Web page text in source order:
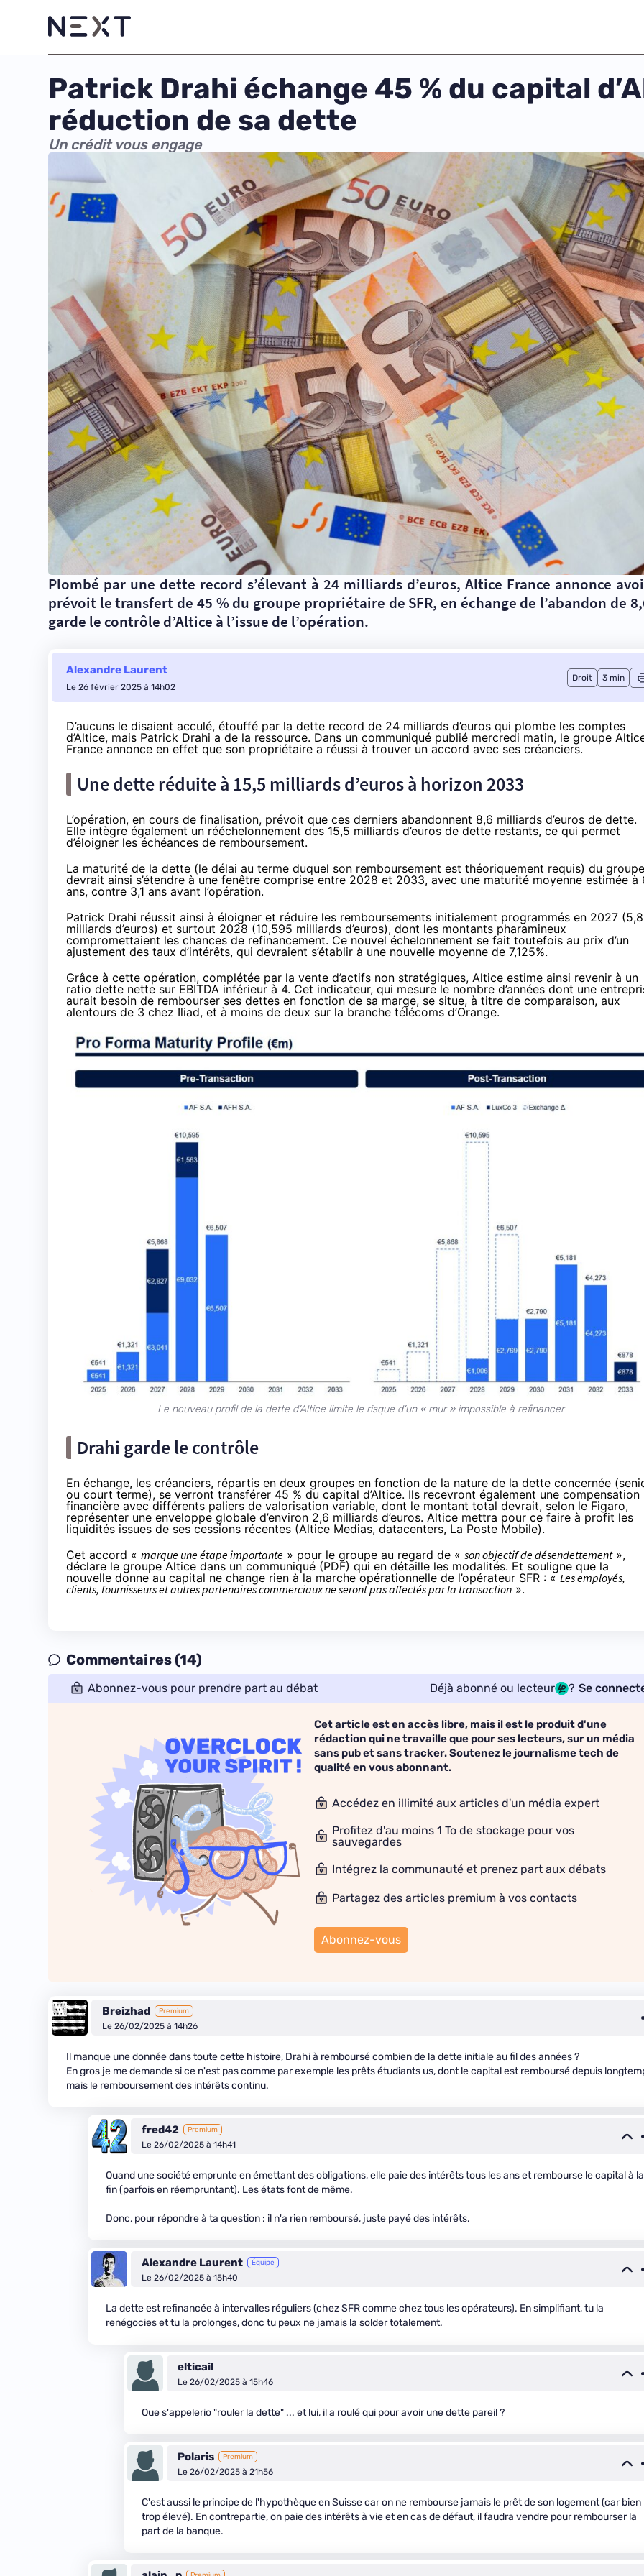
Patrick Drahi échange 45 % du capital
réduction de sa dette
Un crédit vous engage
Plombé par une dette record s’élevant à 24 milliards d’euros, Altice France annonce
prévoit le transfert de 45 % du groupe propriétaire de SFR, en échange de l’abandon de
garde le contrôle d’Altice à l’issue de l’opération.
Alexandre Laurent
Le 26 février 2025 à 14h02
Droit 3 min
D’aucuns le disaient acculé, étouffé par la dette record de 24 milliards d’euros qui plombe les comptes
d’Altice, mais Patrick Drahi a de la ressource. Dans un communiqué publié mercredi matin, le groupe
France annonce en effet que son propriétaire a réussi à trouver un accord avec ses créanciers.
Une dette réduite à 15,5 milliards d’euros à horizon 2033
L’opération, en cours de finalisation, prévoit que ces derniers abandonnent 8,6 milliards d’euros de dette.
Elle intègre également un rééchelonnement des 15,5 milliards d’euros de dette restants, ce qui permet
d’éloigner les échéances de remboursement.
La maturité de la dette (le délai au terme duquel son remboursement est théoriquement requis) du groupe
devrait ainsi s’étendre à une fenêtre comprise entre 2028 et 2033, avec une maturité moyenne estimée à
ans, contre 3,1 ans avant l’opération.
Patrick Drahi réussit ainsi à éloigner et réduire les remboursements initialement programmés en 2027 (5,8
milliards d’euros) et surtout 2028 (10,595 milliards d’euros), dont les montants pharamineux
compromettaient les chances de refinancement. Ce nouvel échelonnement se fait toutefois au prix d’un
ajustement des taux d’intérêts, qui devraient s’établir à une nouvelle moyenne de 7,125%.
Grâce à cette opération, complétée par la vente d’actifs non stratégiques, Altice estime ainsi revenir à un
ratio dette nette sur EBITDA inférieur à 4. Cet indicateur, qui mesure le nombre d’années dont une
aurait besoin de rembourser ses dettes en fonction de sa marge, se situe, à titre de comparaison, aux
alentours de 3 chez Iliad, et à moins de deux sur la branche télécoms d’Orange.
Le nouveau profil de la dette d’Altice limite le risque d’un « mur » impossible à refinancer
Drahi garde le contrôle
En échange, les créanciers, répartis en deux groupes en fonction de la nature de la dette concernée
ou court terme), se verront transférer 45 % du capital d’Altice. Ils recevront également une compensation
financière avec différents paliers de valorisation variable, dont le montant total devrait, selon le Figaro,
représenter une enveloppe globale d’environ 2,6 milliards d’euros. Altice mettra pour ce faire à profit les
liquidités issues de ses cessions récentes (Altice Medias, datacenters, La Poste Mobile).
Cet accord « marque une étape importante » pour le groupe au regard de « son objectif de désendettement»,
déclare le groupe Altice dans un communiqué (PDF) qui en détaille les modalités. Et souligne que la
nouvelle donne au capital ne change rien à la marche opérationnelle de l’opérateur SFR : « Les employés,
clients, fournisseurs et autres partenaires commerciaux ne seront pas affectés par la transaction ».
Commentaires (14)
Abonnez-vous pour prendre part au débat Déjà abonné ou lecteur ? Se
Cet article est en accès libre, mais il est le produit d'une
rédaction qui ne travaille que pour ses lecteurs, sur un média
sans pub et sans tracker. Soutenez le journalisme tech de
qualité en vous abonnant.
Accédez en illimité aux articles d'un média expert
Profitez d'au moins 1 To de stockage pour vos
sauvegardes
Intégrez la communauté et prenez part aux débats
Partagez des articles premium à vos contacts
Abonnez-vous
Breizhad Premium
Le 26/02/2025 à 14h26
Il manque une donnée dans toute cette histoire, Drahi à remboursé combien de la dette initiale au fil des années ?
En gros je me demande si ce n'est pas comme par exemple les prêts étudiants us, dont le capital est remboursé depuis
mais le remboursement des intérêts continu.
fred42 Premium
Le 26/02/2025 à 14h41
Quand une société emprunte en émettant des obligations, elle paie des intérêts tous les ans et rembourse le capital à la
fin (parfois en réempruntant). Les états font de même.
Donc, pour répondre à ta question : il n'a rien remboursé, juste payé des intérêts.
Alexandre Laurent Équipe
Le 26/02/2025 à 15h40
La dette est refinancée à intervalles réguliers (chez SFR comme chez tous les opérateurs). En simplifiant, tu la
renégocies et tu la prolonges, donc tu peux ne jamais la solder totalement.
elticail
Le 26/02/2025 à 15h46
Que s'appelerio "rouler la dette" ... et lui, il a roulé qui pour avoir une dette pareil ?
Polaris Premium
Le 26/02/2025 à 21h56
C'est aussi le principe de l'hypothèque en Suisse car on ne rembourse jamais le prêt de son logement (car bien
trop élevé). En contrepartie, on paie des intérêts à vie et en cas de défaut, il faudra vendre pour rembourser la
part de la banque.